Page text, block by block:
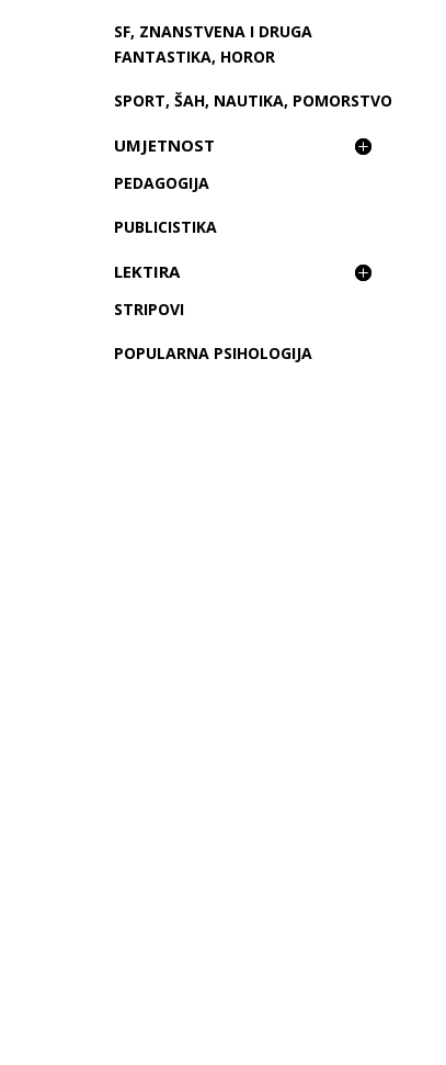
SF, ZNANSTVENA I DRUGA
FANTASTIKA, HOROR
SPORT, ŠAH, NAUTIKA, POMORSTVO
UMJETNOST
PEDAGOGIJA
PUBLICISTIKA
LEKTIRA
STRIPOVI
POPULARNA PSIHOLOGIJA